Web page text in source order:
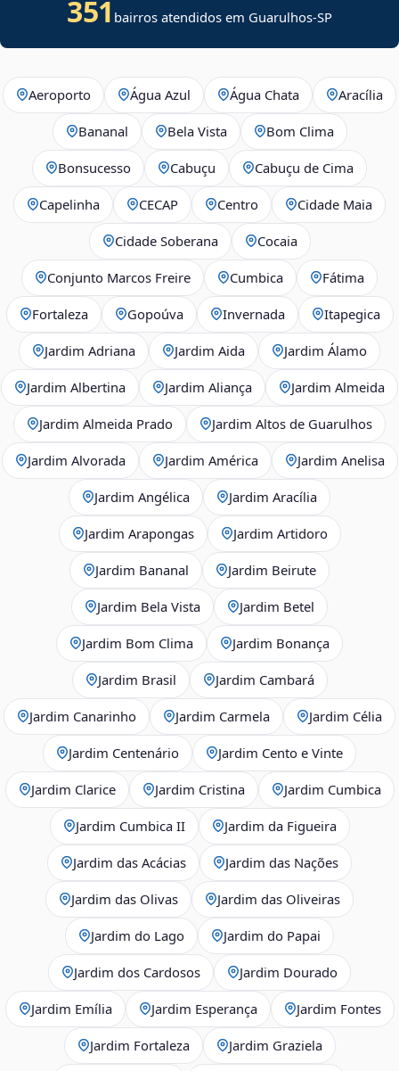
351 bairros atendidos em Guarulhos-SP
Aeroporto Água Azul Água Chata Aracília
Bananal Bela Vista Bom Clima
Bonsucesso Cabuçu Cabuçu de Cima
Capelinha CECAP Centro Cidade Maia
Cidade Soberana Cocaia
Conjunto Marcos Freire Cumbica Fátima
Fortaleza Gopoúva Invernada Itapegica
Jardim Adriana Jardim Aida Jardim Álamo
Jardim Albertina Jardim Aliança Jardim Almeida
Jardim Almeida Prado Jardim Altos de Guarulhos
Jardim Alvorada Jardim América Jardim Anelisa
Jardim Angélica Jardim Aracília
Jardim Arapongas Jardim Artidoro
Jardim Bananal Jardim Beirute
Jardim Bela Vista Jardim Betel
Jardim Bom Clima Jardim Bonança
Jardim Brasil Jardim Cambará
Jardim Canarinho Jardim Carmela Jardim Célia
Jardim Centenário Jardim Cento e Vinte
Jardim Clarice Jardim Cristina Jardim Cumbica
Jardim Cumbica II Jardim da Figueira
Jardim das Acácias Jardim das Nações
Jardim das Olivas Jardim das Oliveiras
Jardim do Lago Jardim do Papai
Jardim dos Cardosos Jardim Dourado
Jardim Emília Jardim Esperança Jardim Fontes
Jardim Fortaleza Jardim Graziela